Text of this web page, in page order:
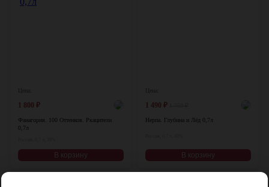
₽
Фанагория. 100 Оттенков. Ркацители
0,7л
В корзину
1 490 ₽
Нерпа. Глубина и Лёд 0,7л
В корзину